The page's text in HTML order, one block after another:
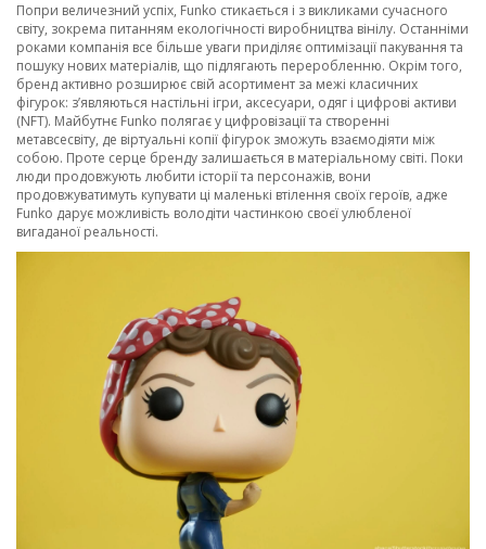
Попри величезний успіх, Funko стикається і з викликами сучасного
світу, зокрема питанням екологічності виробництва вінілу. Останніми
роками компанія все більше уваги приділяє оптимізації пакування та
пошуку нових матеріалів, що підлягають переробленню. Окрім того,
бренд активно розширює свій асортимент за межі класичних
фігурок: з’являються настільні ігри, аксесуари, одяг і цифрові активи
(NFT). Майбутнє Funko полягає у цифровізації та створенні
метавсесвіту, де віртуальні копії фігурок зможуть взаємодіяти між
собою. Проте серце бренду залишається в матеріальному світі. Поки
люди продовжують любити історії та персонажів, вони
продовжуватимуть купувати ці маленькі втілення своїх героїв, адже
Funko дарує можливість володіти частинкою своєї улюбленої
вигаданої реальності.